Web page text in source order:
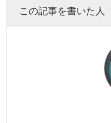
この記事を書いた人